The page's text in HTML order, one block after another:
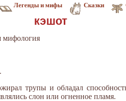
Легенды и мифы Сказки
кэшот
мифология
трупы и обладал
слон или огненное пламя.